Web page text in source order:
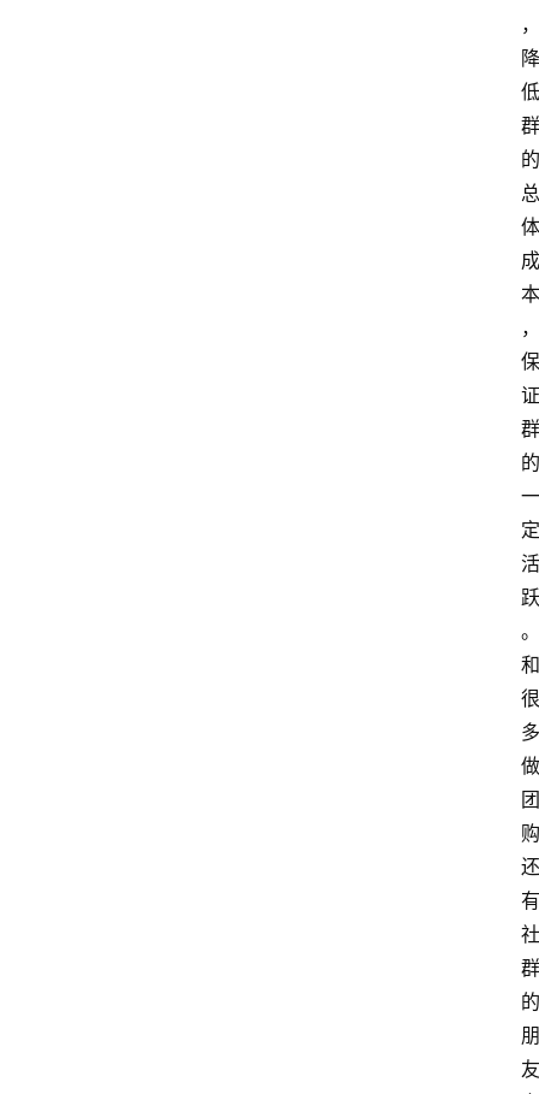
，
降
低
群
的
总
体
成
本
，
保
证
群
的
一
定
活
跃
。
和
很
多
做
团
购
还
有
社
群
的
朋
友